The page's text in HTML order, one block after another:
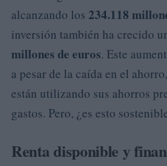
alcanzando los 234.118
inversión también ha crecido
millones de euros. Este
a pesar de la caída en el
están utilizando sus ahorros
gastos. Pero, ¿es esto
Renta disponible y